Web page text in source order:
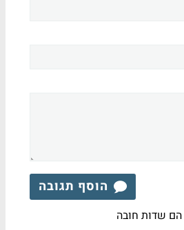
הוסף תגובה
הם שדות חובה